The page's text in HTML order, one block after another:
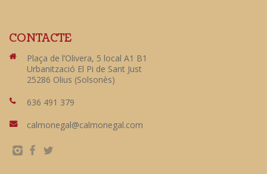
CONTACTE
Plaça de l’Olivera, 5 local A1 B1
Urbanització El Pi de Sant Just
25286 Olius (Solsonès)
636 491 379
calmonegal@calmonegal.com